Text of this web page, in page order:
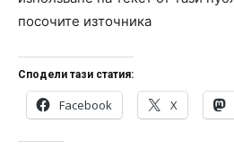
посочите източника
Сподели тази статия:
Facebook X